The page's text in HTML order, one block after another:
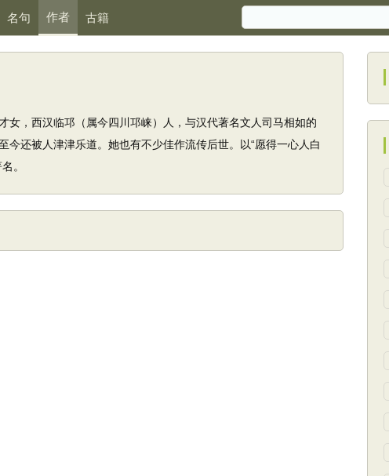
名句 作者 古籍
女，西汉临邛（属今四川邛崃）人，与汉代著名文人司马相如的
今还被人津津乐道。她也有不少佳作流传后世。以“愿得一心人白
。